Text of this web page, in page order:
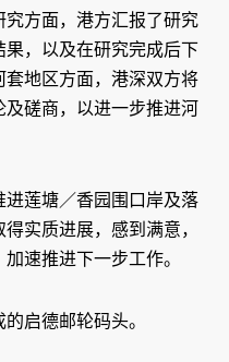
方面，港方汇报了研究
，以及在研究完成后下
地区方面，港深双方将
磋商，以进一步推进河
莲塘／香园围口岸及落
实质进展，感到满意，
速推进下一步工作。
启德邮轮码头。